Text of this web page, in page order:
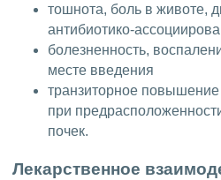
тошнота, боль в животе,
антибиотико-
болезненность,
месте введения
транзиторное
при
почек.
Лекарственное